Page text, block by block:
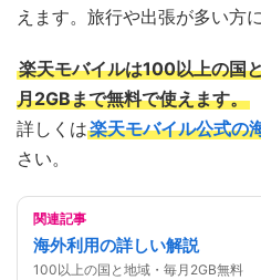
えます。旅行や出張が多い方
楽天モバイルは100以上の国
月2GBまで無料で使えます。
詳しくは楽天モバイル公式の
さい。
関連記事
海外利用の詳しい解説
100以上の国と地域・毎月2GB無料